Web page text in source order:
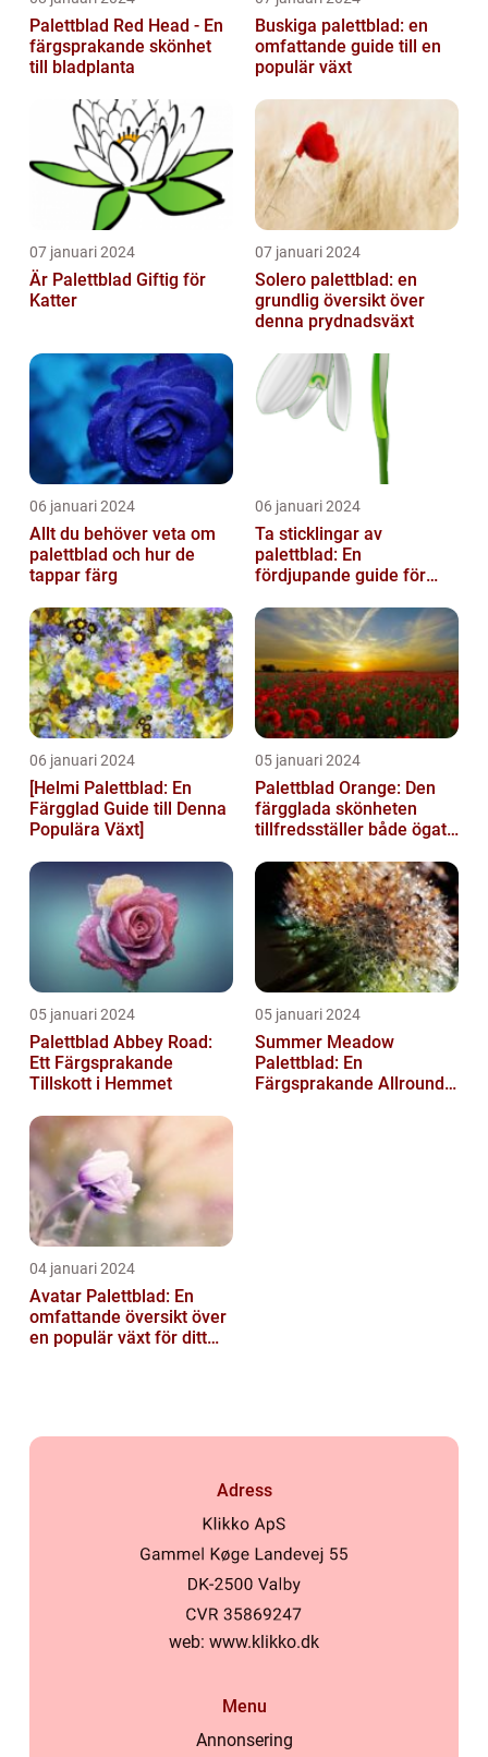
Palettblad Red Head - En
färgsprakande skönhet
till bladplanta
Buskiga palettblad: en
omfattande guide till en
populär växt
07 januari 2024
Är Palettblad Giftig för
Katter
07 januari 2024
Solero palettblad: en
grundlig översikt över
denna prydnadsväxt
06 januari 2024
Allt du behöver veta om
palettblad och hur de
tappar färg
06 januari 2024
Ta sticklingar av
palettblad: En
fördjupande guide för
06 januari 2024
[Helmi Palettblad: En
Färgglad Guide till Denna
Populära Växt]
05 januari 2024
Palettblad Orange: Den
färgglada skönheten
tillfredsställer både ögat
05 januari 2024
Palettblad Abbey Road:
Ett Färgsprakande
Tillskott i Hemmet
05 januari 2024
Summer Meadow
Palettblad: En
Färgsprakande Allround-
04 januari 2024
Avatar Palettblad: En
omfattande översikt över
en populär växt för ditt
Adress
web: www.klikko.dk
Menu
Annonsering